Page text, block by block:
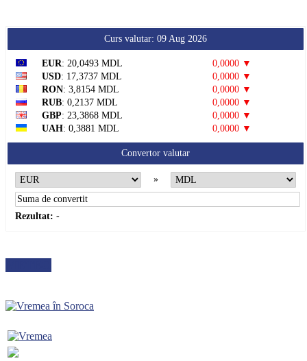
Curs valutar: 09 Aug 2026
EUR: 20,0493 MDL
0,0000 ▼
USD: 17,3737 MDL
0,0000 ▼
RON: 3,8154 MDL
0,0000 ▼
RUB: 0,2137 MDL
0,0000 ▼
GBP: 23,3868 MDL
0,0000 ▼
UAH: 0,3881 MDL 0,0000 ▼
Convertor valutar
»
Rezultat: -